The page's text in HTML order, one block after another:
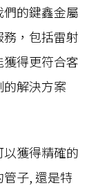
的鍵鑫金屬
，包括雷射
得更符合客
解決方案
獲得精確的
子, 還是特